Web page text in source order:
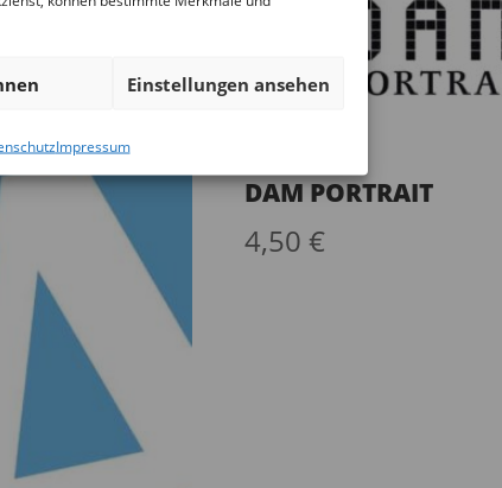
Einstellungen ansehen
Impressum
DAM PORTRAIT
4,50€